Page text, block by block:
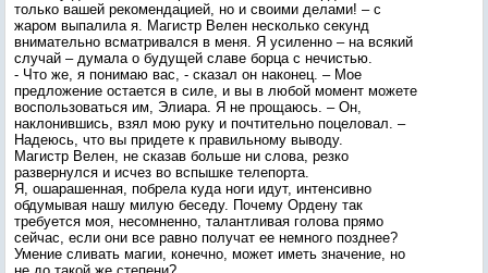
только вашей рекомендацией, но и своими делами! – с
жаром выпалила я. Магистр Велен несколько секунд
внимательно всматривался в меня. Я усиленно – на всякий
случай – думала о будущей славе борца с нечистью.
- Что же, я понимаю вас, - сказал он наконец. – Мое
предложение остается в силе, и вы в любой момент можете
воспользоваться им, Элиара. Я не прощаюсь. – Он,
наклонившись, взял мою руку и почтительно поцеловал. –
Надеюсь, что вы придете к правильному выводу.
Магистр Велен, не сказав больше ни слова, резко
развернулся и исчез во вспышке телепорта.
Я, ошарашенная, побрела куда ноги идут, интенсивно
обдумывая нашу милую беседу. Почему Ордену так
требуется моя, несомненно, талантливая голова прямо
сейчас, если они все равно получат ее немного позднее?
Умение сливать магии, конечно, может иметь значение, но